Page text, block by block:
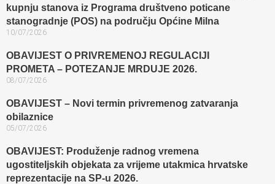
kupnju stanova iz Programa društveno poticane
stanogradnje (POS) na području Općine Milna
10/07/2026
OBAVIJEST O PRIVREMENOJ REGULACIJI
PROMETA – POTEZANJE MRDUJE 2026.
08/07/2026
OBAVIJEST – Novi termin privremenog zatvaranja
obilaznice​
05/07/2026
OBAVIJEST: Produženje radnog vremena
ugostiteljskih objekata za vrijeme utakmica hrvatske
reprezentacije na SP-u 2026.